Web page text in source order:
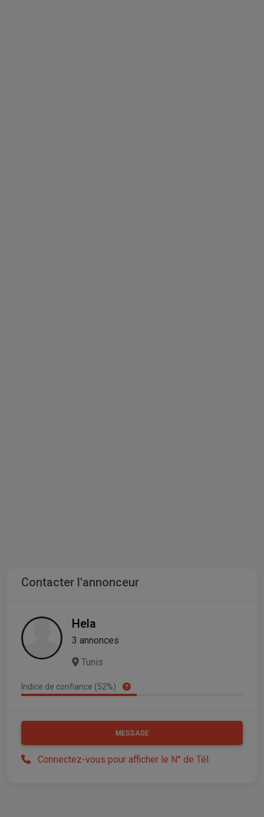
Contacter l'annonceur
Hela
3 annonces
Tunis
Indice de confiance (52%)
MESSAGE
Connectez-vous pour afficher le N° de Tél.